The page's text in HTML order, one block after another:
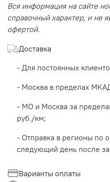
Вся информация на сайте
справочный характер, и не
офертой.
Доставка
- Для постоянных
- Москва в пределах
- МО и Москва за
руб./км;
- Отправка в регионы по
следующий день после
Варианты оплаты